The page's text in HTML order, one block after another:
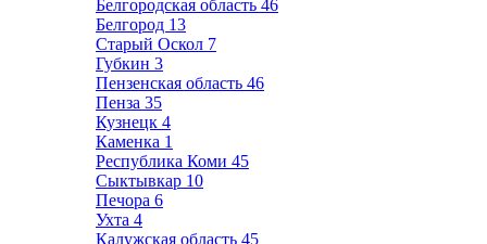
Белгородская область 46
Белгород 13
Старый Оскол 7
Губкин 3
Пензенская область 46
Пенза 35
Кузнецк 4
Каменка 1
Республика Коми 45
Сыктывкар 10
Печора 6
Ухта 4
Калужская область 45